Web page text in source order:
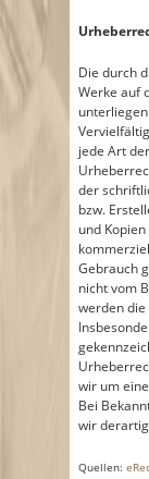
Die durch
Werke auf
jede Art
der
bzw.
und
Gebrauch
nicht vom
werden
wir um
Bei
wir
Quellen: